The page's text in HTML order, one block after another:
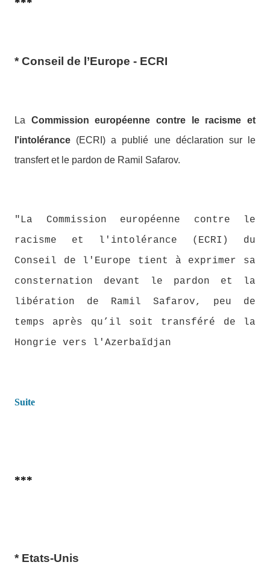
***
* Conseil de l’Europe - ECRI
La Commission européenne contre le racisme et
l'intolérance (ECRI) a publié une déclaration sur le
transfert et le pardon de Ramil Safarov.
"La Commission européenne contre le
racisme et l'intolérance (ECRI) du
Conseil de l'Europe tient à exprimer sa
consternation devant le pardon et la
libération de Ramil Safarov, peu de
temps après qu’il soit transféré de la
Hongrie vers l'Azerbaïdjan
Suite
***
* Etats-Unis